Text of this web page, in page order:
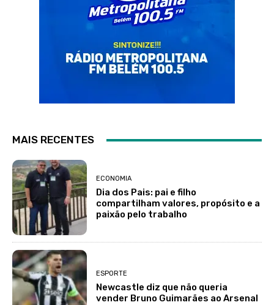
MAIS RECENTES
ECONOMIA
Dia dos Pais: pai e filho
compartilham valores, propósito e a
paixão pelo trabalho
ESPORTE
Newcastle diz que não queria
vender Bruno Guimarães ao Arsenal